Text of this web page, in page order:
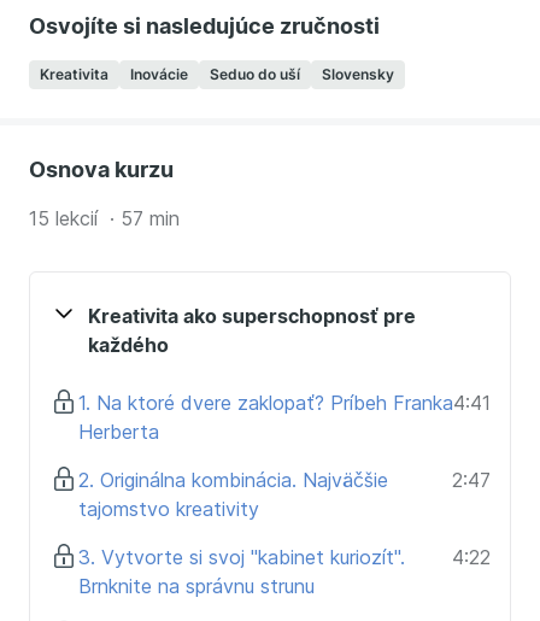
dlhodobo a úspešne. Praktický pohľad na kreativitu
a konkrétne rady a techniky vám preto predstaví
človek, ktorý má za sebou niekoľko úspešných
podľa Google a Financial Times.
V tomto kurze sa naučíte:
Čo robiť, keď máte kreatívny blok?
Ako pomôcť kreativite byť praktickou?
Kurz pomôže nielen kreatívcom a ľuďom
niečo vytvoriť a vymyslieť. Či už riešite niečo v práci,
alebo sa rozhodnete podnikať, techniky z kurzu
Osvojíte si nasledujúce zručnosti
Kreativita Inovácie Seduo do uší Slovensky
Osnova kurzu
15 lekcií · 57 min
Kreativita ako superschopnosť pre
každého
1. Na ktoré dvere zaklopať? Príbeh Franka
Herberta
4:41
2. Originálna kombinácia. Najväčšie
tajomstvo kreativity
2:47
3. Vytvorte si svoj "kabinet kuriozít".
Brnknite na správnu strunu
4:22